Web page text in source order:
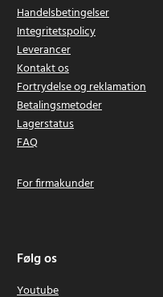
Handelsbetingelser
Integritetspolicy
Leverancer
Kontakt os
Fortrydelse og reklamation
Betalingsmetoder
Lagerstatus
FAQ
For firmakunder
Følg os
Youtube